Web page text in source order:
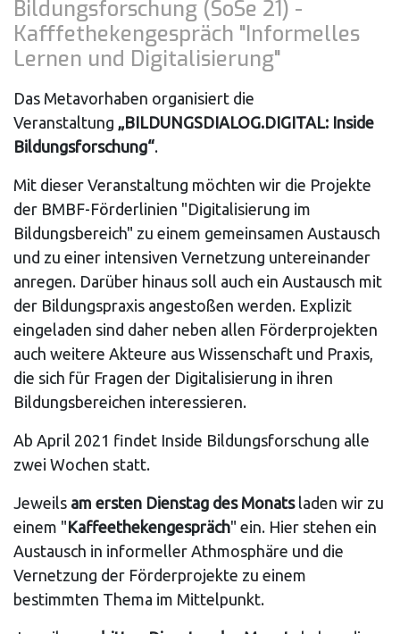
Bildungsforschung (SoSe 21) -
Kafffethekengespräch "Informelles
Lernen und Digitalisierung"
Das Metavorhaben organisiert die
Veranstaltung „BILDUNGSDIALOG.DIGITAL: Inside
Bildungsforschung“.
Mit dieser Veranstaltung möchten wir die Projekte
der BMBF-Förderlinien "Digitalisierung im
Bildungsbereich" zu einem gemeinsamen Austausch
und zu einer intensiven Vernetzung untereinander
anregen. Darüber hinaus soll auch ein Austausch mit
der Bildungspraxis angestoßen werden. Explizit
eingeladen sind daher neben allen Förderprojekten
auch weitere Akteure aus Wissenschaft und Praxis,
die sich für Fragen der Digitalisierung in ihren
Bildungsbereichen interessieren.
Ab April 2021 findet Inside Bildungsforschung alle
zwei Wochen statt.
Jeweils am ersten Dienstag des Monatsladen wir zu
einem "Kaffeethekengespräch" ein. Hier stehen ein
Austausch in informeller Athmosphäre und die
Vernetzung der Förderprojekte zu einem
bestimmten Thema im Mittelpunkt.